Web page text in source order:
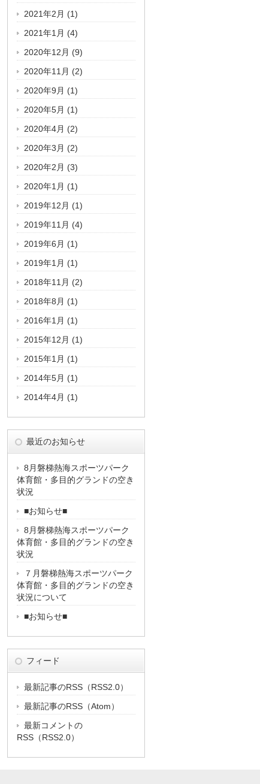
2021年2月 (1)
2021年1月 (4)
2020年12月 (9)
2020年11月 (2)
2020年9月 (1)
2020年5月 (1)
2020年4月 (2)
2020年3月 (2)
2020年2月 (3)
2020年1月 (1)
2019年12月 (1)
2019年11月 (4)
2019年6月 (1)
2019年1月 (1)
2018年11月 (2)
2018年8月 (1)
2016年1月 (1)
2015年12月 (1)
2015年1月 (1)
2014年5月 (1)
2014年4月 (1)
最近のお知らせ
8月磐梯熱海スポーツパーク
体育館・多目的グランドの空き
状況
■お知らせ■
8月磐梯熱海スポーツパーク
体育館・多目的グランドの空き
状況
７月磐梯熱海スポーツパーク
体育館・多目的グランドの空き
状況について
■お知らせ■
フィード
最新記事のRSS（RSS2.0）
最新記事のRSS（Atom）
最新コメントの
RSS（RSS2.0）